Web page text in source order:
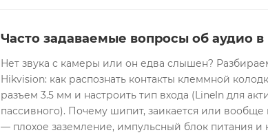
Часто задаваемые вопросы об аудио
Нет звука с камеры или он едва слышен?
Hikvision: как распознать контакты клеммной
разъем 3.5 мм и настроить тип входа (LineIn для
пассивного). Почему шипит, заикается или
— плохое заземление, импульсный блок питания и